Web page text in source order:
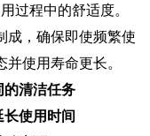
过程中的舒适度。
成，确保即使频繁使
使用寿命更长。
的清洁任务
使用时间